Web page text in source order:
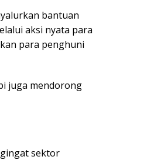
bantuan
aksi nyata para
para penghuni
juga mendorong
sektor